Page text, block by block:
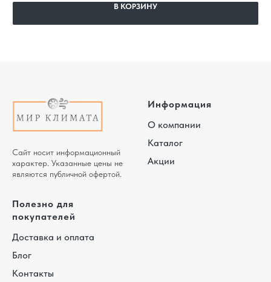
В КОРЗИНУ
Сайт носит информационный
характер. Указанные цены не
являются публичной офертой.
Информация
О компании
Каталог
Акции
Полезно для
покупателей
Доставка и оплата
Блог
Контакты